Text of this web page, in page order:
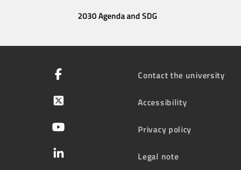
2030 Agenda and SDG
Contact the university
Accessibility
Privacy policy
Legal note